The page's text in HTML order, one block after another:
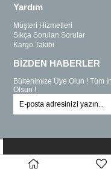
Yardım
Müşteri Hizmetleri
Sıkça Sorulan Sorular
Kargo Takibi
BİZDEN HABERLER
Bültenimize Üye Olun ! Tüm
Olsun !